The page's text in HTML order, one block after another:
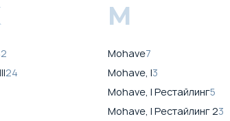
24
M
Mohave7
Mohave, I3
Mohave, I Рестайлинг5
Mohave, I Рестайлинг 23